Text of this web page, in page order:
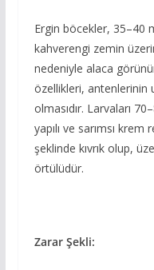
Ergin böcekler, 35–40
kahverengi zemin
nedeniyle alaca
özellikleri, antenlerinin
olmasıdır. Larvaları
yapılı ve sarımsı
şeklinde kıvrık olup,
örtülüdür.
Zarar Şekli: